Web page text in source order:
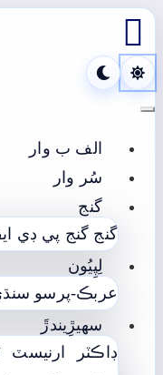

Toggle navigation
الف ب وار
سُر وار
گنج
گنج گنج پي ڊي
لِپِيُون
عربڪ-پرسو
سھيڙِيندڙَ
ڊاڪٽر ارنيسٽ